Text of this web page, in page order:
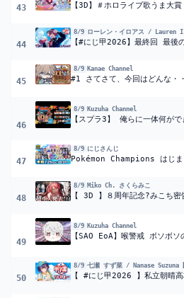
43
44
8/9
45
8/9 Kanae Channel
46
8/9 Kuzuha Channel
47
8/9 にじさんじ
48
8/9 Miko Ch. さくらみこ
49
8/9 Kuzuha Channel
50
8/9